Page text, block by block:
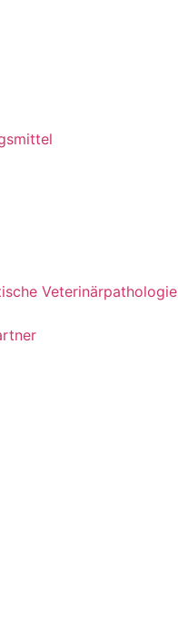
Veterinärpathologie